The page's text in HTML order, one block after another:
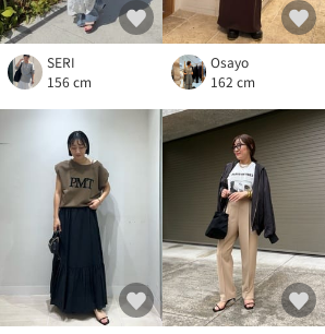
SERI
156 cm
Osayo
162 cm